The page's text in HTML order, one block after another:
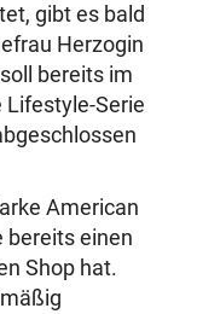
gibt es bald
Herzogin
bereits im
Lifestyle-Serie
American
bereits einen
Shop hat.